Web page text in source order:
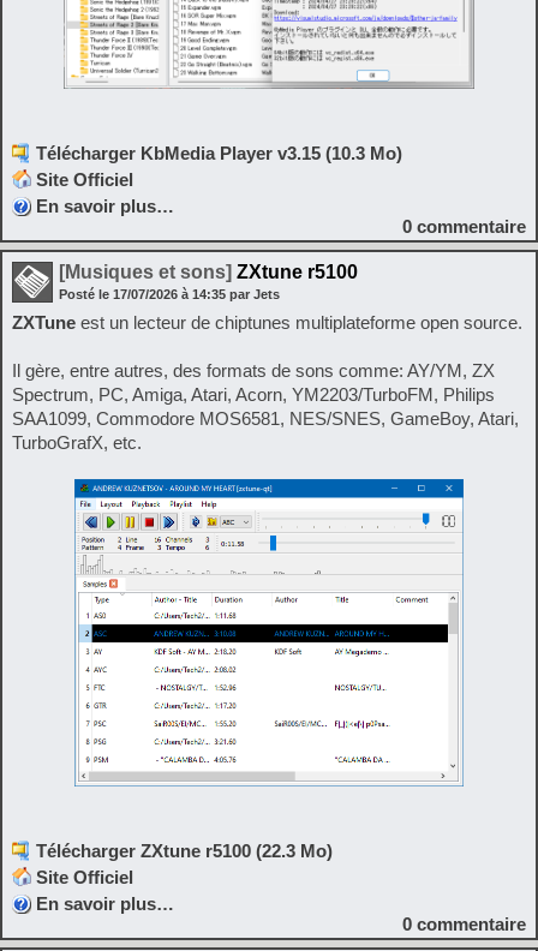
Télécharger KbMedia Player v3.15 (10.3 Mo)
Site Officiel
En savoir plus…
0 commentaire
[Musiques et sons] ZXtune r5100
Posté le 17/07/2026 à 14:35 par Jets
ZXTune est un lecteur de chiptunes multiplateforme open source.
Il gère, entre autres, des formats de sons comme: AY/YM, ZX
Spectrum, PC, Amiga, Atari, Acorn, YM2203/TurboFM, Philips
SAA1099, Commodore MOS6581, NES/SNES, GameBoy, Atari,
TurboGrafX, etc.
Télécharger ZXtune r5100 (22.3 Mo)
Site Officiel
En savoir plus…
0 commentaire